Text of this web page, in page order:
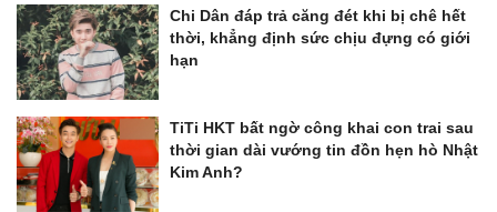
Chi Dân đáp trả căng đét khi bị chê hết
thời, khẳng định sức chịu đựng có giới
hạn
TiTi HKT bất ngờ công khai con trai sau
thời gian dài vướng tin đồn hẹn hò Nhật
Kim Anh?